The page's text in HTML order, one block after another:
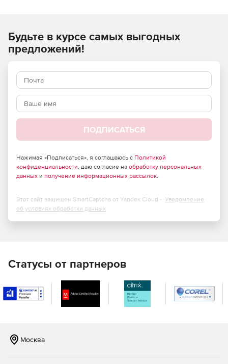
Будьте в курсе самых выгодных
предложений!
ПОДПИСАТЬСЯ
Нажимая «Подписаться», я соглашаюсь с Политикой
конфиденциальности, даю согласие на обработку персональных
данных и получение информационных рассылок.
Этот сайт защищен SmartCaptcha от Yandex Cloud - Уведомление
об условиях обработки данных
Статусы от партнеров
Москва